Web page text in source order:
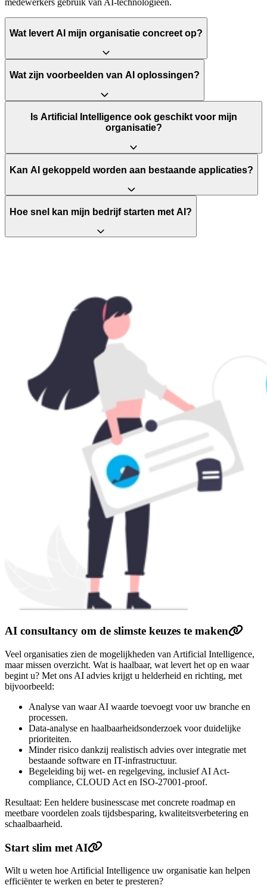
Wat levert AI mijn organisatie concreet op?
Wat zijn voorbeelden van AI oplossingen?
Is Artificial Intelligence ook geschikt voor mijn
organisatie?
Kan AI gekoppeld worden aan bestaande applicaties?
Hoe snel kan mijn bedrijf starten met AI?
AI consultancy om de slimste keuzes te maken
Veel organisaties zien de mogelijkheden van Artificial Intelligence,
maar missen overzicht. Wat is haalbaar, wat levert het op en waar
begint u? Met ons AI advies krijgt u helderheid en richting, met
bijvoorbeeld:
Analyse van waar AI waarde toevoegt voor uw branche en
processen.
Data-analyse en haalbaarheidsonderzoek voor duidelijke
prioriteiten.
Minder risico dankzij realistisch advies over integratie met
bestaande software en IT-infrastructuur.
Begeleiding bij wet- en regelgeving, inclusief AI Act-
compliance, CLOUD Act en ISO-27001-proof.
Resultaat: Een heldere businesscase met concrete roadmap en
meetbare voordelen zoals tijdsbesparing, kwaliteitsverbetering en
schaalbaarheid.
Start slim met AI
Wilt u weten hoe Artificial Intelligence uw organisatie kan helpen
efficiënter te werken en beter te presteren?